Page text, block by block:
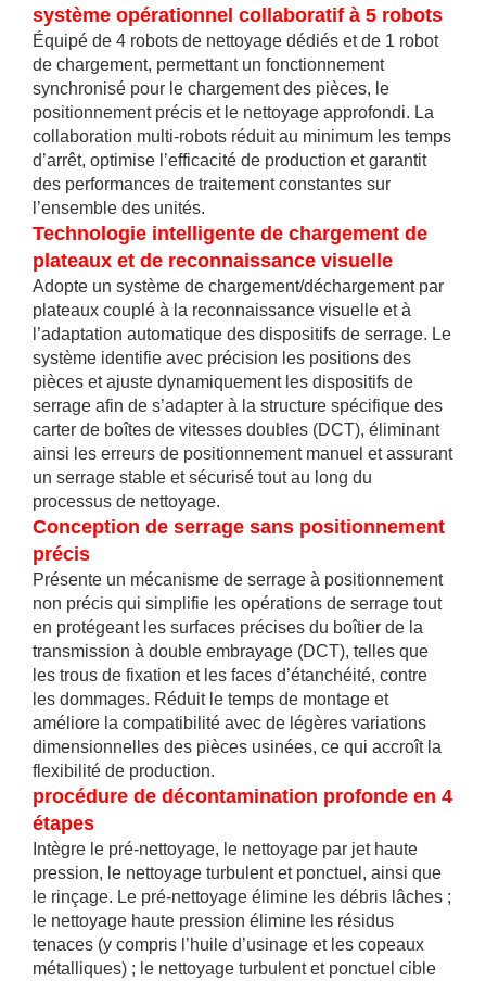
système opérationnel collaboratif à 5 robots
Équipé de 4 robots de nettoyage dédiés et de 1 robot
de chargement, permettant un fonctionnement
synchronisé pour le chargement des pièces, le
positionnement précis et le nettoyage approfondi. La
collaboration multi-robots réduit au minimum les temps
d’arrêt, optimise l’efficacité de production et garantit
des performances de traitement constantes sur
l’ensemble des unités.
Technologie intelligente de chargement de
plateaux et de reconnaissance visuelle
Adopte un système de chargement/déchargement par
plateaux couplé à la reconnaissance visuelle et à
l’adaptation automatique des dispositifs de serrage. Le
système identifie avec précision les positions des
pièces et ajuste dynamiquement les dispositifs de
serrage afin de s’adapter à la structure spécifique des
carter de boîtes de vitesses doubles (DCT), éliminant
ainsi les erreurs de positionnement manuel et assurant
un serrage stable et sécurisé tout au long du
processus de nettoyage.
Conception de serrage sans positionnement
précis
Présente un mécanisme de serrage à positionnement
non précis qui simplifie les opérations de serrage tout
en protégeant les surfaces précises du boîtier de la
transmission à double embrayage (DCT), telles que
les trous de fixation et les faces d’étanchéité, contre
les dommages. Réduit le temps de montage et
améliore la compatibilité avec de légères variations
dimensionnelles des pièces usinées, ce qui accroît la
flexibilité de production.
procédure de décontamination profonde en 4
étapes
Intègre le pré-nettoyage, le nettoyage par jet haute
pression, le nettoyage turbulent et ponctuel, ainsi que
le rinçage. Le pré-nettoyage élimine les débris lâches ;
le nettoyage haute pression élimine les résidus
tenaces (y compris l’huile d’usinage et les copeaux
métalliques) ; le nettoyage turbulent et ponctuel cible